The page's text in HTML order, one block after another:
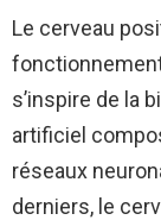
Le cerveau
s’inspire de la
artificiel
réseaux
derniers, le